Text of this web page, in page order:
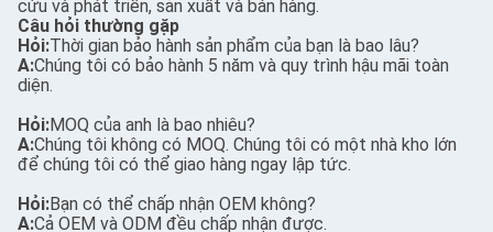
cứu và phát triển, sản xuất và bán hàng.
Câu hỏi thường gặp
Hỏi:Thời gian bảo hành sản phẩm của bạn là bao lâu?
A:Chúng tôi có bảo hành 5 năm và quy trình hậu mãi toàn
diện.
Hỏi:MOQ của anh là bao nhiêu?
A:Chúng tôi không có MOQ. Chúng tôi có một nhà kho lớn
để chúng tôi có thể giao hàng ngay lập tức.
Hỏi:Bạn có thể chấp nhận OEM không?
A:Cả OEM và ODM đều chấp nhận được.